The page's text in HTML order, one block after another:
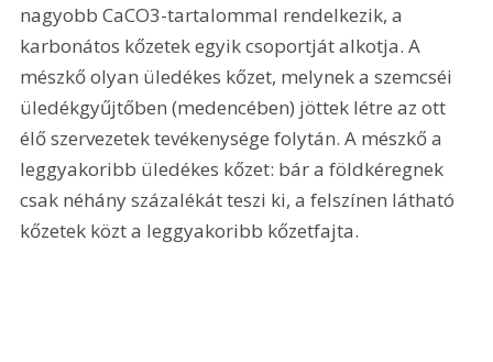
nagyobb CaCO3-tartalommal rendelkezik, a
karbonátos kőzetek egyik csoportját alkotja. A
mészkő olyan üledékes kőzet, melynek a szemcséi
üledékgyűjtőben (medencében) jöttek létre az ott
élő szervezetek tevékenysége folytán. A mészkő a
leggyakoribb üledékes kőzet: bár a földkéregnek
csak néhány százalékát teszi ki, a felszínen látható
kőzetek közt a leggyakoribb kőzetfajta.